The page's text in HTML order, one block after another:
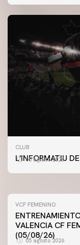
CLUB
L'INFORMATIU
05 agosto 2026
PRIMER EQUIPO
5/8/2026
VCF FEMENINO
VALENCIA CF
(05/08/26)
05 agosto 2026